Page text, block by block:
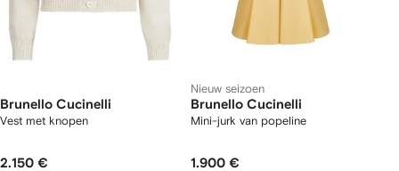
Brunello Cucinelli
Vest met knopen
2.150 €
Nieuw seizoen
Brunello Cucinelli
Mini-jurk van popeline
1.900 €